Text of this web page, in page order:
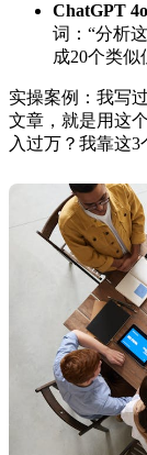
ChatGPT
词：“分析
成20个类
实操案例：我写
文章，就是用这
入过万？我靠这3